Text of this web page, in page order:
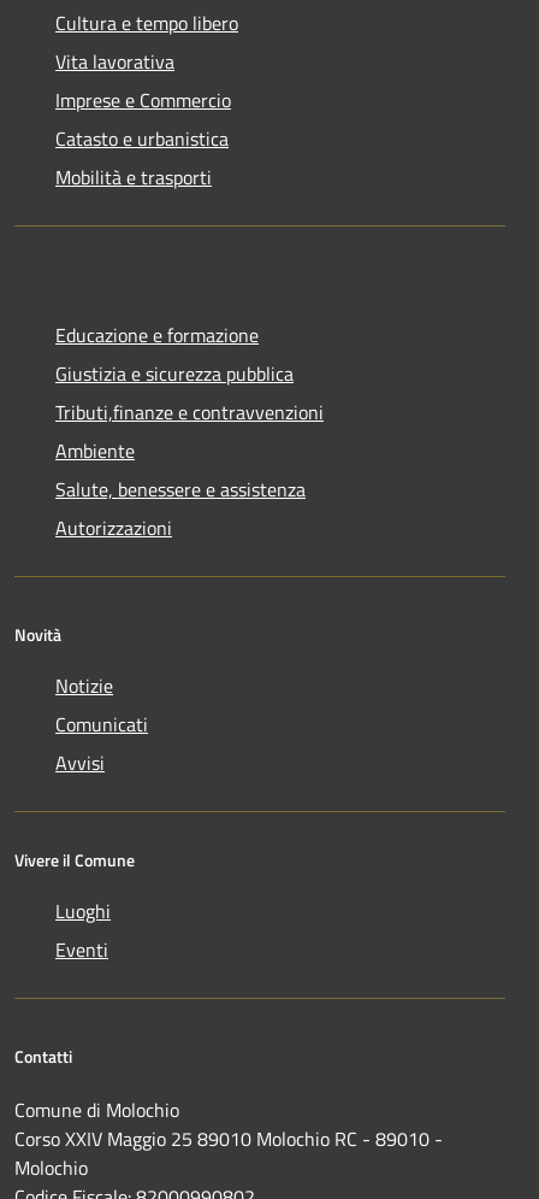
Cultura e tempo libero
Vita lavorativa
Imprese e Commercio
Catasto e urbanistica
Mobilità e trasporti
Educazione e formazione
Giustizia e sicurezza pubblica
Tributi,finanze e contravvenzioni
Ambiente
Salute, benessere e assistenza
Autorizzazioni
Novità
Notizie
Comunicati
Avvisi
Vivere il Comune
Luoghi
Eventi
Contatti
Comune di Molochio
Corso XXIV Maggio 25 89010 Molochio RC - 89010 -
Molochio